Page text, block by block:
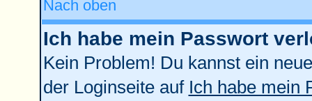
Nach oben
Ich habe mein Passwort
Kein Problem! Du kannst ein
der Loginseite auf Ich habe mein